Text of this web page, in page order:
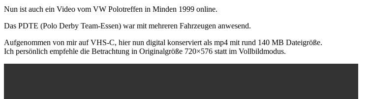
Nun ist auch ein Video vom VW Polotreffen in Minden 1999 online.
Das PDTE (Polo Derby Team-Essen) war mit mehreren Fahrzeugen anwesend.
Aufgenommen von mir auf VHS-C, hier nun digital konserviert als mp4 mit rund 140 MB Dateigröße.
Ich persönlich empfehle die Betrachtung in Originalgröße 720×576 statt im Vollbildmodus.